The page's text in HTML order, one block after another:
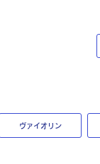
ヴァイオリン